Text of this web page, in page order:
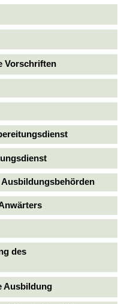
Vorschriften
des
Ausbildung